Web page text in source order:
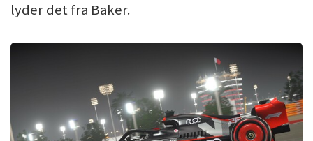
lyder det fra Baker.